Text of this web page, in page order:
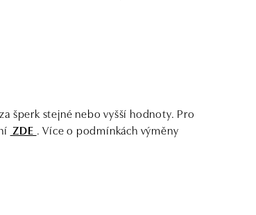
šperk stejné nebo vyšší hodnoty. Pro
ZDE . Více o podmínkách výměny